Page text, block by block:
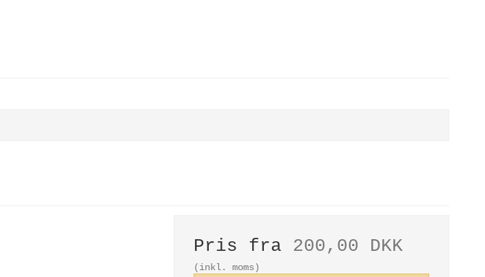
Pris fra 200,00 DKK
(inkl. moms)